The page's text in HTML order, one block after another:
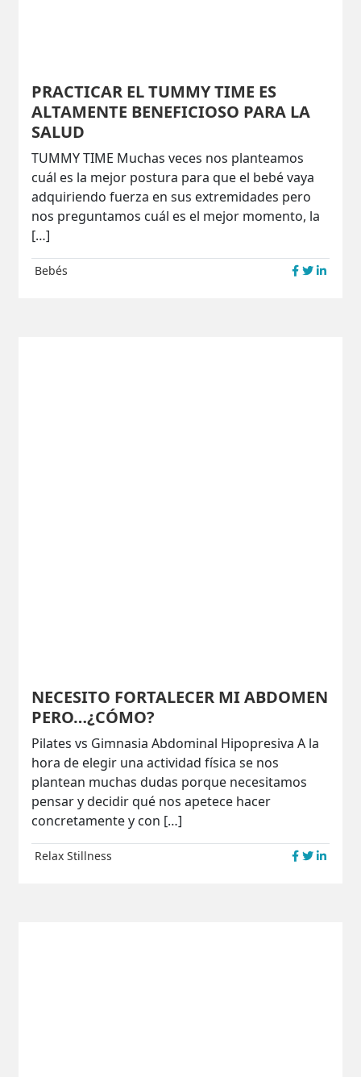
PRACTICAR EL TUMMY TIME ES
ALTAMENTE BENEFICIOSO PARA LA
SALUD
TUMMY TIME Muchas veces nos planteamos
cuál es la mejor postura para que el bebé vaya
adquiriendo fuerza en sus extremidades pero
nos preguntamos cuál es el mejor momento, la
[…]
Bebés
NECESITO FORTALECER MI ABDOMEN
PERO…¿CÓMO?
Pilates vs Gimnasia Abdominal Hipopresiva A la
hora de elegir una actividad física se nos
plantean muchas dudas porque necesitamos
pensar y decidir qué nos apetece hacer
concretamente y con […]
Relax Stillness